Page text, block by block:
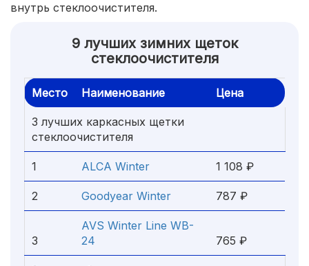
внутрь стеклоочистителя.
9 лучших зимних щеток
стеклоочистителя
Место Наименование Цена
3 лучших каркасных щетки
стеклоочистителя
1 ALCA Winter 1 108 ₽
2 Goodyear Winter 787 ₽
3
AVS Winter Line WB-
24
765 ₽